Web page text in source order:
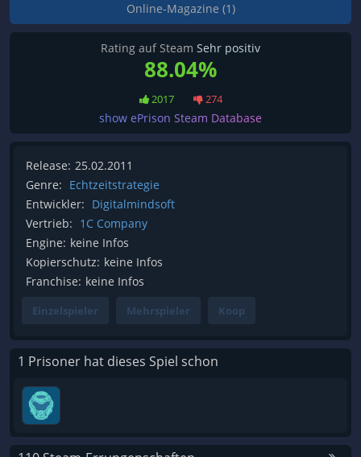
Online-Magazine (1)
Rating auf Steam Sehr positiv
88.04%
2017 274
show ePrison Steam Database
Release: 25.02.2011
Genre: Echtzeitstrategie
Entwickler: Digitalmindsoft
Vertrieb: 1C Company
Engine: keine Infos
Kopierschutz: keine Infos
Franchise: keine Infos
Einzelspieler Mehrspieler Koop
1 Prisoner hat dieses Spiel schon